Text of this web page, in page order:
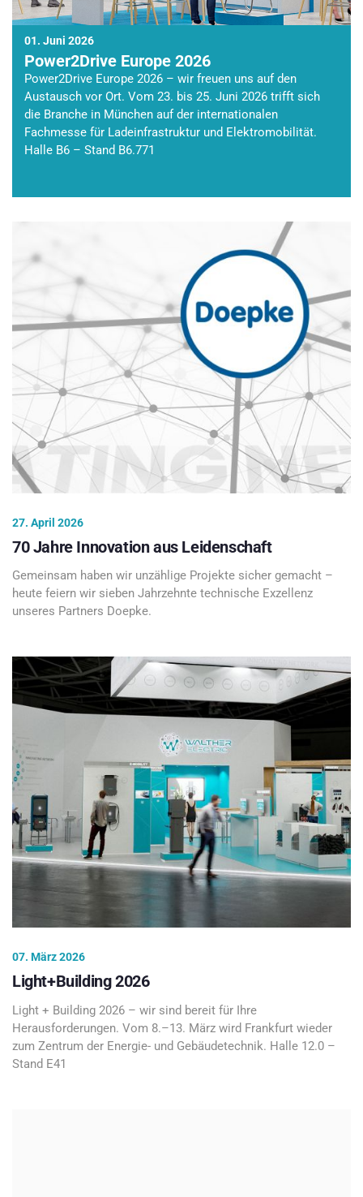
01. Juni 2026
Power2Drive Europe 2026
Power2Drive Europe 2026 – wir freuen uns auf den
Austausch vor Ort. Vom 23. bis 25. Juni 2026 trifft sich
die Branche in München auf der internationalen
Fachmesse für Ladeinfrastruktur und Elektromobilität.
Halle B6 – Stand B6.771
27. April 2026
70 Jahre Innovation aus Leidenschaft
Gemeinsam haben wir unzählige Projekte sicher gemacht –
heute feiern wir sieben Jahrzehnte technische Exzellenz
unseres Partners Doepke.
07. März 2026
Light+Building 2026
Light + Building 2026 – wir sind bereit für Ihre
Herausforderungen. Vom 8.–13. März wird Frankfurt wieder
zum Zentrum der Energie- und Gebäudetechnik. Halle 12.0 –
Stand E41